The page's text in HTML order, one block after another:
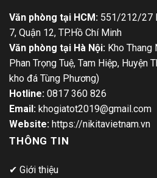
Văn phòng tại HCM: 551/212/27
7, Quận 12, TP.Hồ Chí Minh
Văn phòng tại Hà Nội: Kho
Phan Trọng Tuệ, Tam Hiệp, Huyện
kho đá Tùng Phương)
Hotline: 0817 360 826
Email: khogiatot2019@gmail.com
Website: https://nikitavietnam.vn
THÔNG TIN
✔ Giới thiệu